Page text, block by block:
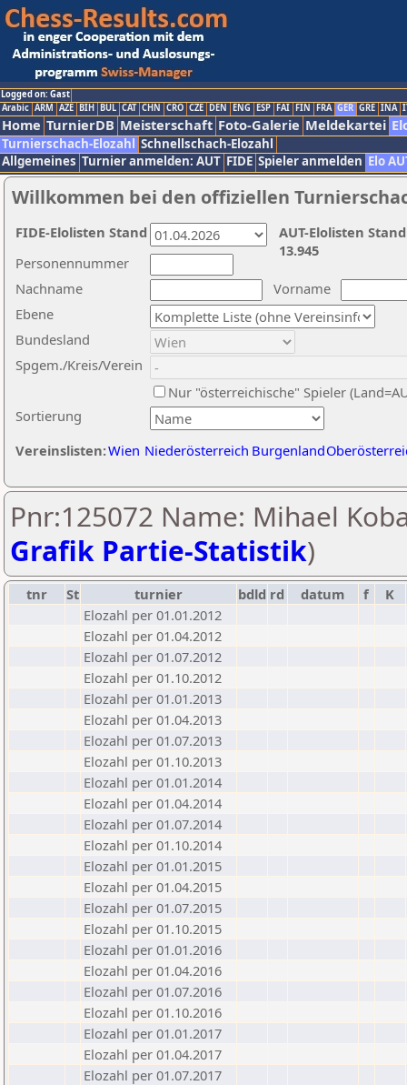
Logged on: Gast
Arabic ARM AZE BIH BUL CAT CHN CRO CZE DEN ENG ESP FAI FIN FRA GER GRE INA
Home TurnierDB Meisterschaft Foto-Galerie Meldekartei
Turnierschach-Elozahl Schnellschach-Elozahl
Allgemeines Turnier anmelden: AUT FIDE Spieler anmelden Elo
Willkommen bei den offiziellen
Nachname
Vorname
Ebene
Sortierung
Personennummer
Bundesland
Spgem./Kreis/Verein
Nur "österreichische" Spieler
Vereinslisten:Wien Niederösterreich Burgenland
AUT-Elolisten
13.945
FIDE-Elolisten Stand
Pnr:125072 Name: Mihael
Grafik Partie-Statistik)
tnr St turnier bdld rd datum f
K
Elozahl per 01.01.2012
Elozahl per 01.04.2012
Elozahl per 01.07.2012
Elozahl per 01.10.2012
Elozahl per 01.01.2013
Elozahl per 01.04.2013
Elozahl per 01.07.2013
Elozahl per 01.10.2013
Elozahl per 01.01.2014
Elozahl per 01.04.2014
Elozahl per 01.07.2014
Elozahl per 01.10.2014
Elozahl per 01.01.2015
Elozahl per 01.04.2015
Elozahl per 01.07.2015
Elozahl per 01.10.2015
Elozahl per 01.01.2016
Elozahl per 01.04.2016
Elozahl per 01.07.2016
Elozahl per 01.10.2016
Elozahl per 01.01.2017
Elozahl per 01.04.2017
Elozahl per 01.07.2017